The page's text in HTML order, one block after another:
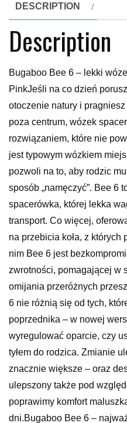
DESCRIPTION
Description
Bugaboo Bee 6 – lekki
PinkJeśli na co dzień
otoczenie natury i
poza centrum, wózek
rozwiązaniem, które nie
jest typowym wózkiem
pozwoli na to, aby rodzic
sposób „namęczyć”. Bee 6
spacerówka, której lekka
transport. Co więcej,
na przebicia koła, z
nim Bee 6 jest
zwrotności, pomagającej w
omijania przeróżnych
6 nie różnią się od tych,
poprzednika – w nowej
wyregulować oparcie, czy
tyłem do rodzica. Zmianie
znacznie większe – oraz
ulepszony także pod
poprawimy komfort
dni.Bugaboo Bee 6 –